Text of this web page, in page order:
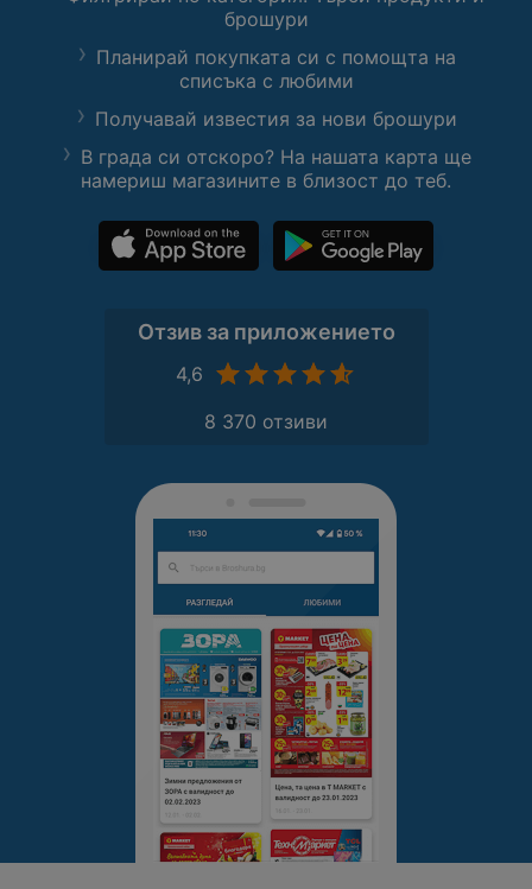
брошури
Планирай покупката си с помощта на
списъка с любими
Получавай известия за нови брошури
В града си отскоро? На нашата карта ще
намериш магазините в близост до теб.
Отзив за приложението
4,6
8 370 отзиви